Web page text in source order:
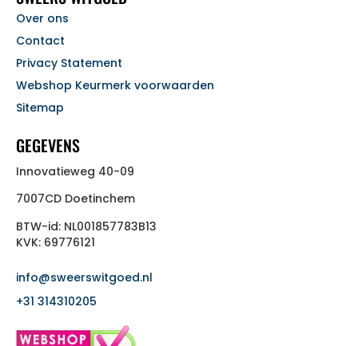
Over ons
Contact
Privacy Statement
Webshop Keurmerk voorwaarden
Sitemap
GEGEVENS
Innovatieweg 40-09
7007CD Doetinchem
BTW-id: NL001857783B13
KVK: 69776121
info@sweerswitgoed.nl
+31 314310205